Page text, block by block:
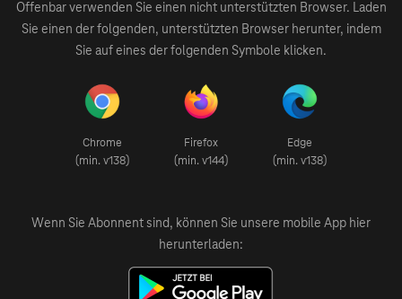
Offenbar verwenden Sie einen nicht unterstützten Browser. Laden
Sie einen der folgenden, unterstützten Browser herunter, indem
Sie auf eines der folgenden Symbole klicken.
Chrome
(min. v138)
Firefox
(min. v144)
Edge
(min. v138)
Wenn Sie Abonnent sind, können Sie unsere mobile App hier
herunterladen: